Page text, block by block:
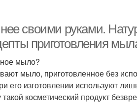
своими руками.
приготовления
мыло?
мыло, приготовленное без
его изготовлении используют
косметический продукт